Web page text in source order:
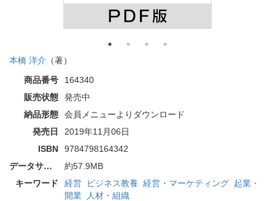
本橋 洋介 （著）
商品番号
164340
販売状態
発売中
納品形態
会員メニューよりダウンロード
発売日
2019年11月06日
ISBN
9784798164342
データサイズ
約57.9MB
キーワード
経営 ビジネス教養 経営・マーケティング 起業・
開業
人材・組織